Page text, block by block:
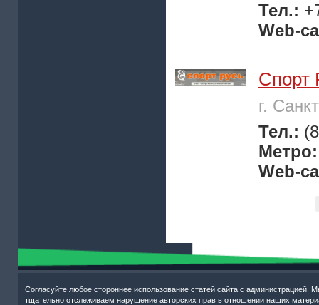
Тел.:
Web-
Спорт
г.
Тел.:
Web-
Согласуйте любое стороннее использование статей сайта с администрацией.
тщательно отслеживаем нарушение авторских прав в отношении наших